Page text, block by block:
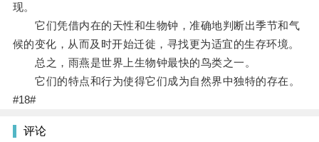
现。
它们凭借内在的天性和生物钟，准确地判断出季节和气
候的变化，从而及时开始迁徙，寻找更为适宜的生存环境。
总之，雨燕是世界上生物钟最快的鸟类之一。
它们的特点和行为使得它们成为自然界中独特的存在。
#18#
评论